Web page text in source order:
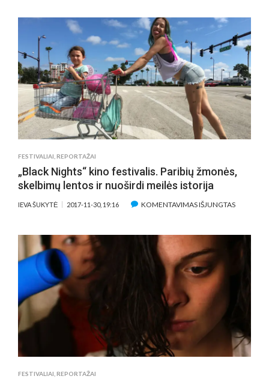
KINO
IR
VARDAI
FESTIVALIAI REPORTAŽAI
„Black Nights“ kino festivalis. Paribių žmonės,
skelbimų lentos ir nuoširdi meilės istorija
IEVA ŠUKYTĖ 2017-11-30, 19:16 KOMENTAVIMAS IŠJUNGTASĮRAŠE
NUOŠIRDI
MEILĖS
ISTORIJA
FESTIVALIAI,REPORTAŽAI